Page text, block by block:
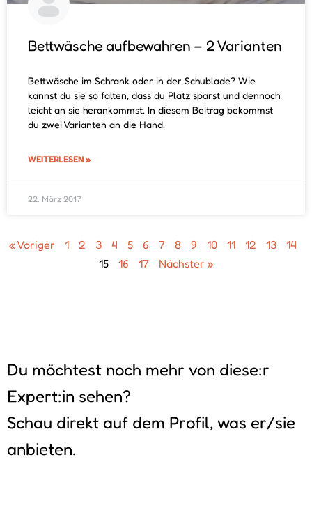
Bettwäsche aufbewahren – 2 Varianten
Bettwäsche im Schrank oder in der Schublade? Wie
kannst du sie so falten, dass du Platz sparst und dennoch
leicht an sie herankommst. In diesem Beitrag bekommst
du zwei Varianten an die Hand.
WEITERLESEN »
22. März 2017
« Voriger 1 2 3 4 5 6 7 8 9 10 11 12 13
14
15
16 17 Nächster »
Du möchtest noch mehr von diese:r
Expert:in sehen?
Schau direkt auf dem Profil, was er/sie
anbieten.